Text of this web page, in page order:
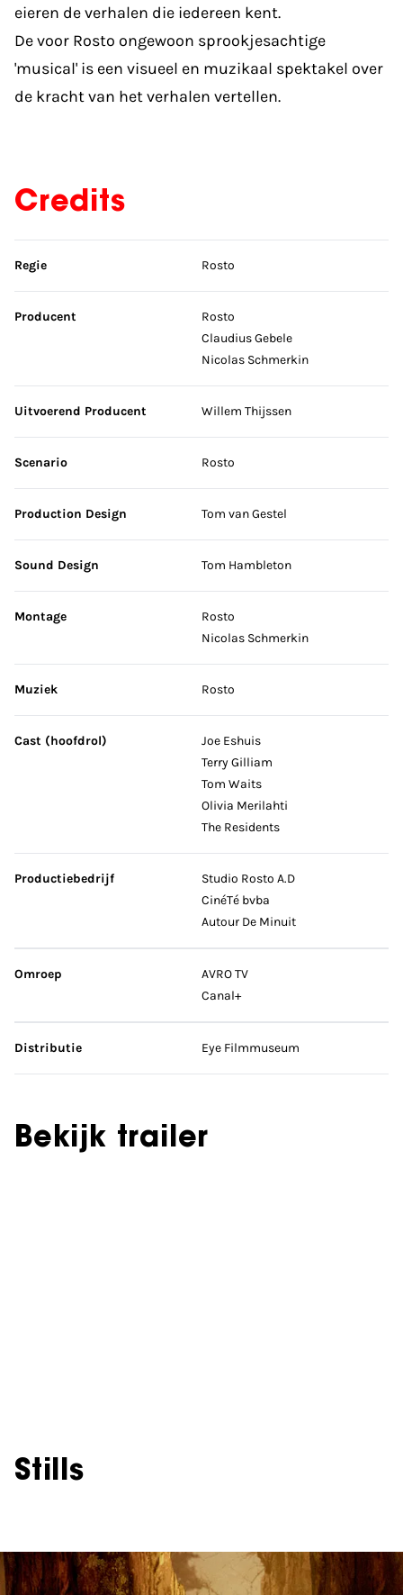
eieren de verhalen die iedereen kent.
De voor Rosto ongewoon sprookjesachtige
'musical' is een visueel en muzikaal spektakel over
de kracht van het verhalen vertellen.
Credits
Sla credits over
Regie Rosto
Producent
Rosto
Claudius Gebele
Nicolas Schmerkin
Uitvoerend Producent Willem Thijssen
Scenario Rosto
Production Design Tom van Gestel
Sound Design Tom Hambleton
Montage
Rosto
Nicolas Schmerkin
Muziek Rosto
Cast (hoofdrol)
Joe Eshuis
Terry Gilliam
Tom Waits
Olivia Merilahti
The Residents
Productiebedrijf
Studio Rosto A.D
CinéTé bvba
Autour De Minuit
Omroep
AVRO TV
Canal+
Distributie Eye Filmmuseum
Bekijk trailer
Stills